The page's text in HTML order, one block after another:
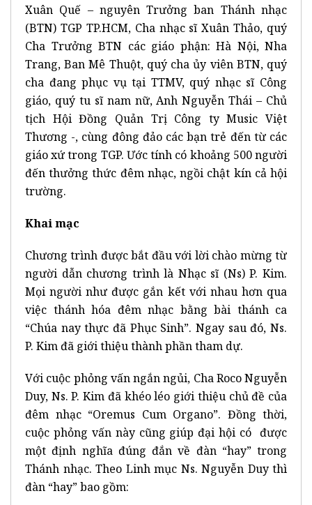
Xuân Quế – nguyên Trưởng ban Thánh nhạc
(BTN) TGP TP.HCM, Cha nhạc sĩ Xuân Thảo, quý
Cha Trưởng BTN các giáo phận: Hà Nội, Nha
Trang, Ban Mê Thuột, quý cha ủy viên BTN, quý
cha đang phục vụ tại TTMV, quý nhạc sĩ Công
giáo, quý tu sĩ nam nữ, Anh Nguyễn Thái – Chủ
tịch Hội Đồng Quản Trị Công ty Music Việt
Thương -, cùng đông đảo các bạn trẻ đến từ các
giáo xứ trong TGP. Ước tính có khoảng 500 người
đến thưởng thức đêm nhạc, ngồi chật kín cả hội
trường.
Khai mạc
Chương trình được bắt đầu với lời chào mừng từ
người dẫn chương trình là Nhạc sĩ (Ns) P. Kim.
Mọi người như được gắn kết với nhau hơn qua
việc thánh hóa đêm nhạc bằng bài thánh ca
“Chúa nay thực đã Phục Sinh”. Ngay sau đó, Ns.
P. Kim đã giới thiệu thành phần tham dự.
Với cuộc phỏng vấn ngắn ngủi, Cha Roco Nguyễn
Duy, Ns. P. Kim đã khéo léo giới thiệu chủ đề của
đêm nhạc “Oremus Cum Organo”. Đồng thời,
cuộc phỏng vấn này cũng giúp đại hội có được
một định nghĩa đúng đắn về đàn “hay” trong
Thánh nhạc. Theo Linh mục Ns. Nguyễn Duy thì
đàn “hay” bao gồm: